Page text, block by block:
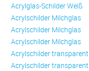
Acrylglas-Schilder Weiß
Acrylschilder Milchglas
Acrylschilder Milchglas
Acrylschilder Milchglas
Acrylschilder transparent
Acrylschilder transparent